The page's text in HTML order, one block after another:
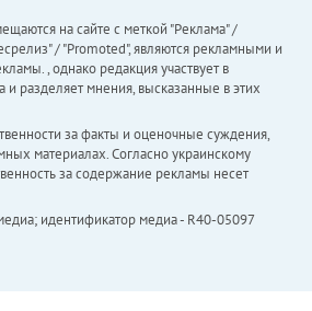
на сайте с меткой "Реклама" /
/ "Promoted", являются рекламными и
, однако редакция участвует в
и разделяет мнения, высказанные в этих
за факты и оценочные суждения,
материалах. Согласно украинскому
за содержание рекламы несет
идентификатор медиа - R40-05097